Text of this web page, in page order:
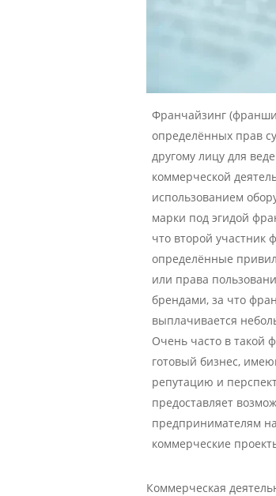
Франчайзинг
определённых прав
другому лицу для
коммерческой
использованием
марки под эгидой
что второй участник
определённые
или права
брендами, за что
выплачивается
Очень часто в такой
готовый бизнес,
репутацию и
предоставляет
предпринимателям
коммерческие
Коммерческая